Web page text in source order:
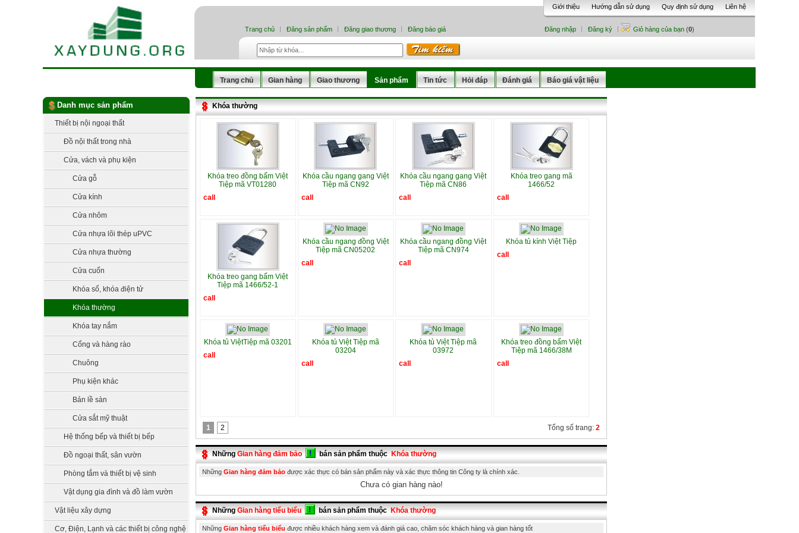
Giới thiệu Hướng dẫn sử dụng Quy định sử dụng Liên hệ
Trang chủ Đăng sản phẩm Đăng giao thương Đăng báo giá Đăng nhập Đăng ký Giỏ hàng của bạn (0)
Trang chủ Gian hàng Giao thương Sản phẩm Tin tức Hỏi đáp Đánh giá Báo giá vật liệu
Danh mục sản phẩm
Thiết bị nội ngoại thất
Đồ nội thất trong nhà
Cửa, vách và phụ kiện
Cửa gỗ
Cửa kính
Cửa nhôm
Cửa nhựa lõi thép uPVC
Cửa nhựa thường
Cửa cuốn
Khóa số, khóa điện tử
Khóa thường
Khóa tay nắm
Cổng và hàng rào
Chuông
Phụ kiện khác
Bản lề sàn
Cửa sắt mỹ thuật
Hệ thống bếp và thiết bị bếp
Đồ ngoại thất, sân vườn
Phòng tắm và thiết bị vệ sinh
Vật dụng gia đình và đồ làm vườn
Vật liệu xây dựng
Cơ, Điện, Lạnh và các thiết bị công nghệ
Khóa thường
Khóa treo đồng bấm Việt
Tiệp mã VT01280
call
Khóa cầu ngang gang Việt
Tiệp mã CN92
call
Khóa cầu ngang gang Việt
Tiệp mã CN86
call
Khóa treo gang mã
1466/52
call
Khóa treo gang bấm Việt
Tiệp mã 1466/52-1
call
Khóa cầu ngang đồng Việt
Tiệp mã CN05202
call
Khóa cầu ngang đồng Việt
Tiệp mã CN974
call
Khóa tủ kính Việt Tiệp
call
Khóa tủ ViệtTiệp mã 03201
call
Khóa tủ Việt Tiệp mã
03204
call
Khóa tủ Việt Tiệp mã
03972
call
Khóa treo đồng bấm Việt
Tiệp mã 1466/38M
call
1 2 Tổng số trang: 2
NhữngGian hàng đảm bảo bán sản phẩm thuộc Khóa thường
Những Gian hàng đảm bảo được xác thực có bán sản phẩm này và xác thực thông tin Công ty là chính xác.
Chưa có gian hàng nào!
NhữngGian hàng tiểu biểu bán sản phẩm thuộc Khóa thường
Những Gian hàng tiểu biểu được nhiều khách hàng xem và đánh giá cao, chăm sóc khách hàng và gian hàng tốt